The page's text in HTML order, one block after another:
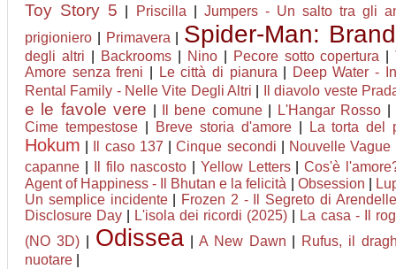
Toy Story 5 Priscilla
Jumpers - Un salto tra gli
prigioniero
Primavera Spider-Man:
degli altri Backrooms| Nino| Pecore sotto copertura |
Amore senza freni
Le città di pianura
Deep Water -
Rental Family - Nelle Vite Degli Altri
Il diavolo veste
e le favole vere Il bene comune| L'Hangar Rosso
Cime tempestose| Breve storia d'amore| La torta del
Hokum Il caso 137 |Cinque secondi Nouvelle Vague
capanne
Il filo nascosto| Yellow Letters|Cos'è
Agent of Happiness - Il Bhutan e la felicità
Obsession
Un semplice incidente|
Frozen 2 - Il Segreto di Arendelle
Disclosure Day
L'isola dei ricordi (2025)
La casa - Il
(NO 3D)| Odissea| A New Dawn
Rufus, il
nuotare